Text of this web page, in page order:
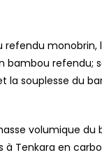
refendu monobrin,
bambou
la souplesse du
volumique
Tenkara en